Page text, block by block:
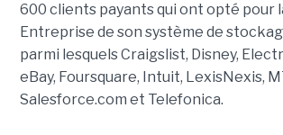
600 clients payants qui ont opté pour
Entreprise de son système de
parmi lesquels Craigslist, Disney,
eBay, Foursquare, Intuit, LexisNexis,
Salesforce.com et Telefonica.